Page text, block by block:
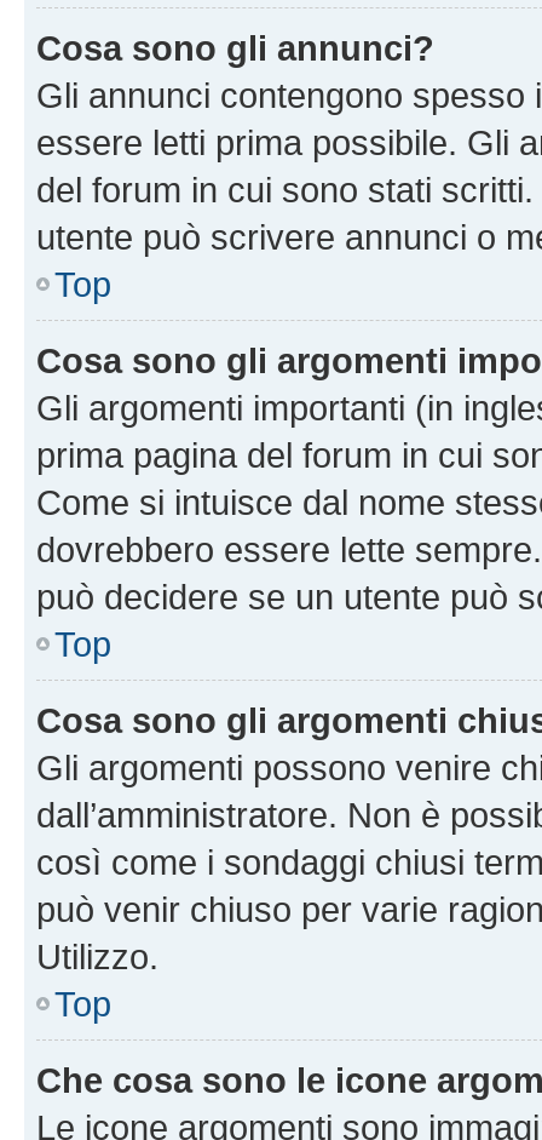
Cosa sono gli annunci?
Gli annunci contengono
essere letti prima possibile. Gli
del forum in cui sono stati
utente può scrivere annunci o
Top
Cosa sono gli argomenti
Gli argomenti importanti (in
prima pagina del forum in cui
Come si intuisce dal nome
dovrebbero essere lette
può decidere se un utente può
Top
Cosa sono gli argomenti
Gli argomenti possono venire
dall’amministratore. Non è
così come i sondaggi chiusi
può venir chiuso per varie
Utilizzo.
Top
Che cosa sono le icone
Le icone argomenti sono